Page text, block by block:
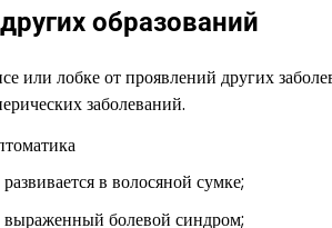
образований
или лобке от проявлений других
заболеваний.
развивается в волосяной сумке;
выраженный болевой синдром;